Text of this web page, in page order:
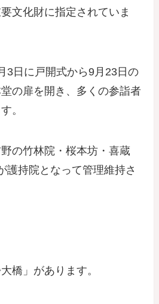
文化財に指定されていま
3日に戸開式から9月23日の
の扉を開き、多くの参詣者
。
の竹林院・桜本坊・喜蔵
護持院となって管理維持さ
橋」があります。